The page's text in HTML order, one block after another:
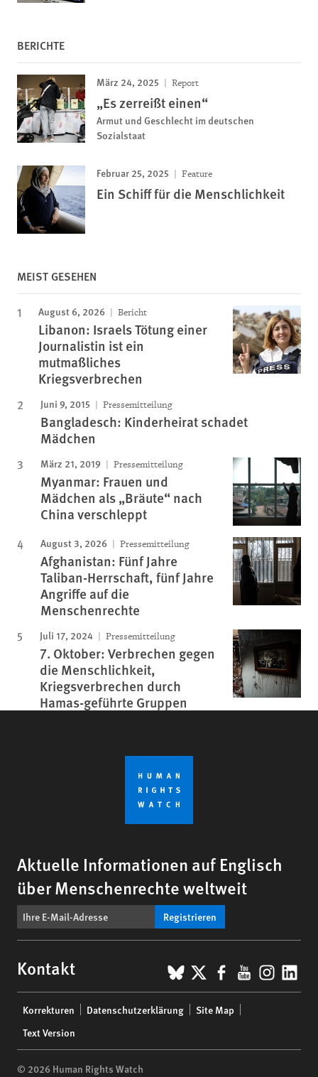
BERICHTE
März 24, 2025 Report
„Es zerreißt einen“
Armut und Geschlecht im deutschen
Sozialstaat
Februar 25, 2025 Feature
Ein Schiff für die Menschlichkeit
MEIST GESEHEN
August 6, 2026 Bericht
Libanon: Israels Tötung einer
Journalistin ist ein
mutmaßliches
Kriegsverbrechen
Juni 9, 2015 Pressemitteilung
Bangladesch: Kinderheirat schadet
Mädchen
März 21, 2019 Pressemitteilung
Myanmar: Frauen und
Mädchen als „Bräute“ nach
China verschleppt
August 3, 2026 Pressemitteilung
Afghanistan: Fünf Jahre
Taliban-Herrschaft, fünf Jahre
Angriffe auf die
Menschenrechte
Juli 17, 2024 Pressemitteilung
7. Oktober: Verbrechen gegen
die Menschlichkeit,
Kriegsverbrechen durch
Hamas-geführte Gruppen
Aktuelle Informationen auf Englisch
über Menschenrechte weltweit
Registrieren
Kontakt BlueSky
X Facebook
YouTube
menu
Korrekturen Datenschutzerklärung
Site Map
Text Version
© 2026 Human Rights Watch